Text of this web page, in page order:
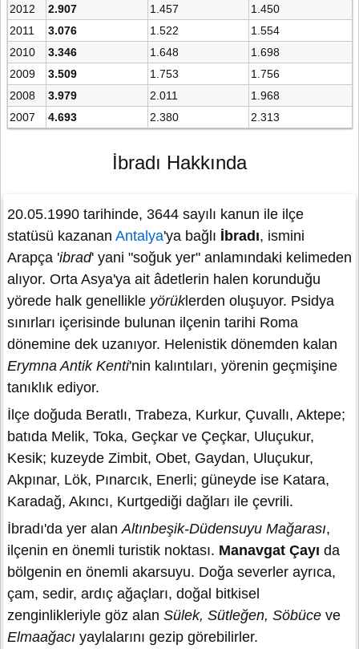
2012
2.907 1.457
1.450
2011
3.076 1.522
1.554
2010
3.346 1.648
1.698
2009
3.509 1.753
1.756
2008
3.979 2.011
1.968
2007
4.693 2.380 2.313
İbradı Hakkında
20.05.1990 tarihinde, 3644 sayılı kanun ile ilçe
statüsü kazanan Antalya'ya bağlı İbradı, ismini
Arapça 'ibrad' yani "soğuk yer" anlamındaki kelimeden
alıyor. Orta Asya'ya ait âdetlerin halen korunduğu
yörede halk genellikle yörüklerden oluşuyor. Psidya
sınırları içerisinde bulunan ilçenin tarihi Roma
dönemine dek uzanıyor. Helenistik dönemden kalan
Erymna Antik Kenti'nin kalıntıları, yörenin geçmişine
tanıklık ediyor.
İlçe doğuda Beratlı, Trabeza, Kurkur, Çuvallı, Aktepe;
batıda Melik, Toka, Geçkar ve Çeçkar, Uluçukur,
Kesik; kuzeyde Zimbit, Obet, Gaydan, Uluçukur,
Akpınar, Lök, Pınarcık, Enerli; güneyde ise Katara,
Karadağ, Akıncı, Kurtgediği dağları ile çevrili.
İbradı'da yer alanAltınbeşik-Düdensuyu Mağarası,
ilçenin en önemli turistik noktası. Manavgat Çayı da
bölgenin en önemli akarsuyu. Doğa severler ayrıca,
çam, sedir, ardıç ağaçları, doğal bitkisel
zenginlikleriyle göz alan Sülek, Sütleğen, Söbüce ve
Elmaağacı yaylalarını gezip görebilirler.